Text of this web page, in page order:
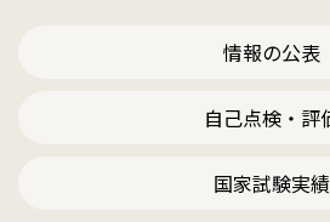
情報の公表
自己点検・評
国家試験実績